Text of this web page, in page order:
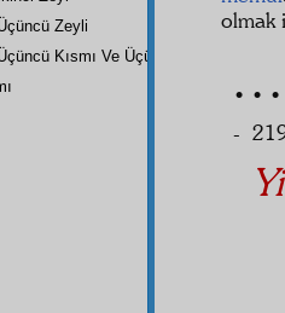
olmak
• • •
-
Zeyli
Kısmı Ve Üçüncü Zeylin